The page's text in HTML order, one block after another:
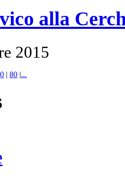
alla
2015
| 80 |...